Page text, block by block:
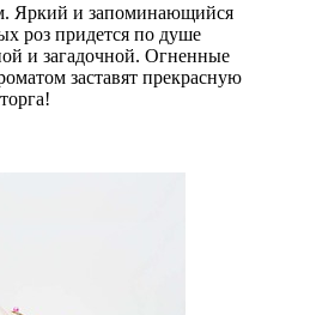
Яркий и запоминающийся
роз придется по душе
и загадочной. Огненные
заставят прекрасную